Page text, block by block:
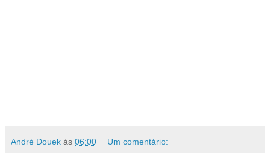
André Douek às 06:00 Um comentário: